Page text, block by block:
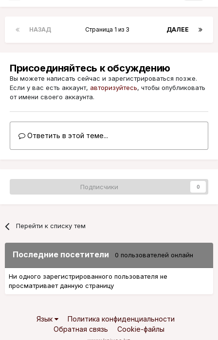
НАЗАД ДАЛЕЕ
Страница 1 из 3
Присоединяйтесь к обсуждению
Вы можете написать сейчас и зарегистрироваться позже.
Если у вас есть аккаунт, авторизуйтесь, чтобы опубликовать
от имени своего аккаунта.
Ответить в этой теме...
Подписчики 0
Перейти к списку тем
Последние посетители 0 пользователей онлайн
Ни одного зарегистрированного пользователя не
просматривает данную страницу
Язык
Политика конфиденциальности
Обратная связь
Cookie-файлы